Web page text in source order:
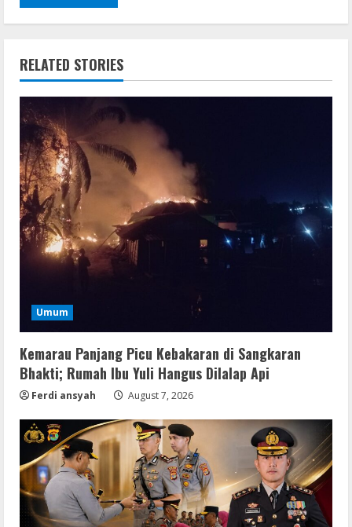
RELATED STORIES
Umum
Kemarau Panjang Picu Kebakaran di Sangkaran
Bhakti; Rumah Ibu Yuli Hangus Dilalap Api
Ferdi ansyah August 7, 2026